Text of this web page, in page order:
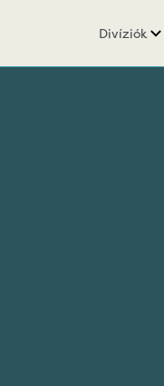
Divíziók